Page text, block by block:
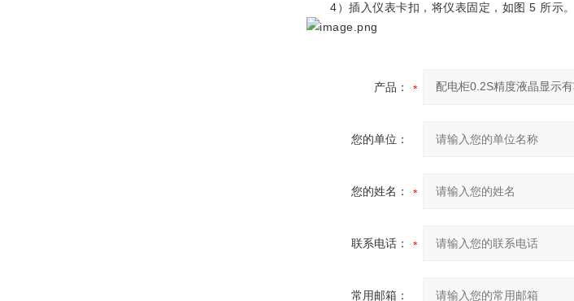
4）插入仪表卡扣，将仪表固定，如图 5 所示。
产品：
您的单位：
您的姓名：
联系电话：
常用邮箱：